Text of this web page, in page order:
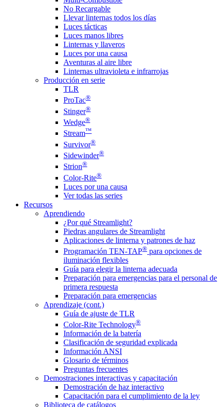
No Recargable
Llevar linternas todos los días
Luces tácticas
Luces manos libres
Linternas y llaveros
Luces por una causa
Aventuras al aire libre
Linternas ultravioleta e infrarrojas
Producción en serie
TLR
ProTac®
Stinger®
Wedge®
Stream™
Survivor®
Sidewinder®
Strion®
Color-Rite®
Luces por una causa
Ver todas las series
Recursos
Aprendiendo
¿Por qué Streamlight?
Piedras angulares de Streamlight
Aplicaciones de linterna y patrones de haz
Programación TEN-TAP® para opciones de
iluminación flexibles
Guía para elegir la linterna adecuada
Preparación para emergencias para el personal de
primera respuesta
Preparación para emergencias
Aprendizaje (cont.)
Guía de ajuste de TLR
Color-Rite Technology®
Información de la batería
Clasificación de seguridad explicada
Información ANSI
Glosario de términos
Preguntas frecuentes
Demostraciones interactivas y capacitación
Demostración de haz interactivo
Capacitación para el cumplimiento de la ley
Biblioteca de catálogos